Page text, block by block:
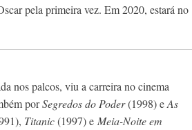
pela primeira vez. Em 2020, estará no
nos palcos, viu a carreira no cinema
porSegredos do Poder(1998) eAs
Titanic(1997) e Meia-Noite em